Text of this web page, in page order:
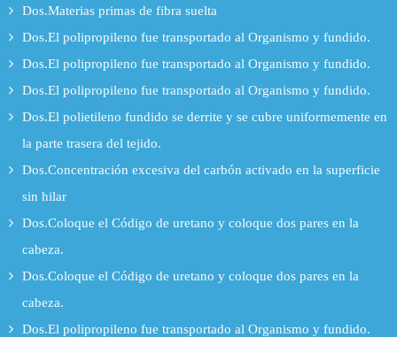
Dos.Materias primas de fibra suelta
Dos.El polipropileno fue transportado al Organismo y fundido.
Dos.El polipropileno fue transportado al Organismo y fundido.
Dos.El polipropileno fue transportado al Organismo y fundido.
Dos.El polietileno fundido se derrite y se cubre uniformemente en
la parte trasera del tejido.
Dos.Concentración excesiva del carbón activado en la superficie
sin hilar
Dos.Coloque el Código de uretano y coloque dos pares en la
cabeza.
Dos.Coloque el Código de uretano y coloque dos pares en la
cabeza.
Dos.El polipropileno fue transportado al Organismo y fundido.